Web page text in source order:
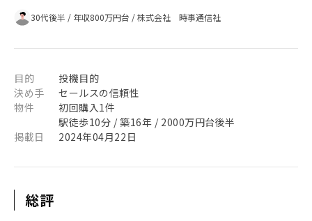
30代後半 / 年収800万円台 /株式会社 時事通信社
目的
投機目的
決め手
セールスの信頼性
物件
初回購入1件
駅徒歩10分 / 築16年 / 2000万円台後半
掲載日
2024年04月22日
総評